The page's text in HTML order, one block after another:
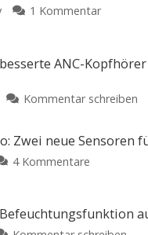
1 Kommentarzu
ist
für
die
Pocket
ANC-
Kommentar schreiben
2.
Zwei neue Sensoren
4 Kommentare
Smart-
Home-